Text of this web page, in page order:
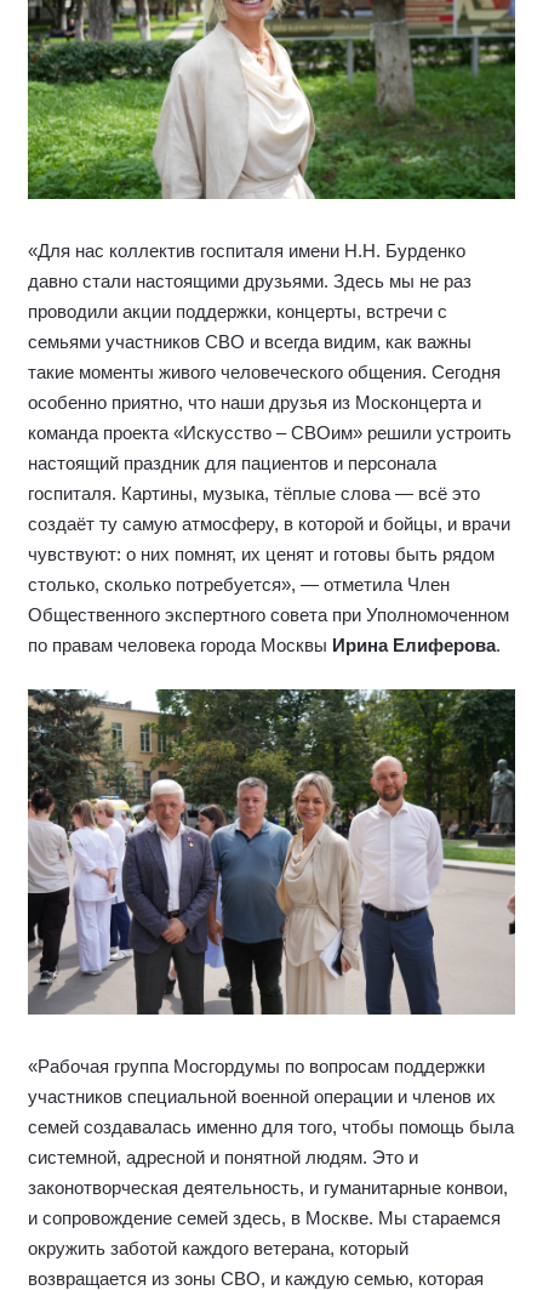
«Для нас коллектив госпиталя имени Н.Н. Бурденко
давно стали настоящими друзьями. Здесь мы не раз
проводили акции поддержки, концерты, встречи с
семьями участников СВО и всегда видим, как важны
такие моменты живого человеческого общения. Сегодня
особенно приятно, что наши друзья из Москонцерта и
команда проекта «Искусство – СВОим» решили устроить
настоящий праздник для пациентов и персонала
госпиталя. Картины, музыка, тёплые слова — всё это
создаёт ту самую атмосферу, в которой и бойцы, и врачи
чувствуют: о них помнят, их ценят и готовы быть рядом
столько, сколько потребуется», — отметила Член
Общественного экспертного совета при Уполномоченном
по правам человека города Москвы Ирина Елиферова.
«Рабочая группа Мосгордумы по вопросам поддержки
участников специальной военной операции и членов их
семей создавалась именно для того, чтобы помощь была
системной, адресной и понятной людям. Это и
законотворческая деятельность, и гуманитарные конвои,
и сопровождение семей здесь, в Москве. Мы стараемся
окружить заботой каждого ветерана, который
возвращается из зоны СВО, и каждую семью, которая